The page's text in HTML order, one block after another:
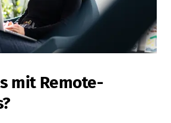
mit Remote-